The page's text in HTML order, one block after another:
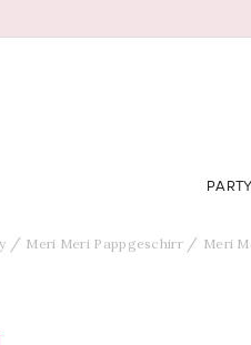
PARTY
Meri Meri Pappgeschirr Meri